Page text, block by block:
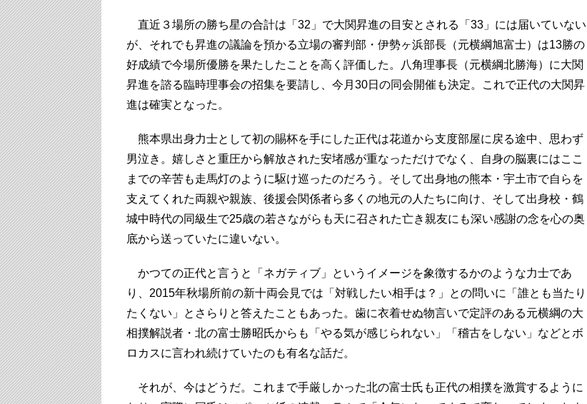
直近３場所の勝ち星の合計は「32」で大関昇進の目安とされる「33」には届いていない
が、それでも昇進の議論を預かる立場の審判部・伊勢ヶ浜部長（元横綱旭富士）は13勝の
好成績で今場所優勝を果たしたことを高く評価した。八角理事長（元横綱北勝海）に大関
昇進を諮る臨時理事会の招集を要請し、今月30日の同会開催も決定。これで正代の大関昇
進は確実となった。
熊本県出身力士として初の賜杯を手にした正代は花道から支度部屋に戻る途中、思わず
男泣き。嬉しさと重圧から解放された安堵感が重なっただけでなく、自身の脳裏にはここ
までの辛苦も走馬灯のように駆け巡ったのだろう。そして出身地の熊本・宇土市で自らを
支えてくれた両親や親族、後援会関係者ら多くの地元の人たちに向け、そして出身校・鶴
城中時代の同級生で25歳の若さながらも天に召された亡き親友にも深い感謝の念を心の奥
底から送っていたに違いない。
かつての正代と言うと「ネガティブ」というイメージを象徴するかのような力士であ
り、2015年秋場所前の新十両会見では「対戦したい相手は？」との問いに「誰とも当たり
たくない」とさらりと答えたこともあった。歯に衣着せぬ物言いで定評のある元横綱の大
相撲解説者・北の富士勝昭氏からも「やる気が感じられない」「稽古をしない」などとボ
ロカスに言われ続けていたのも有名な話だ。
それが、今はどうだ。これまで手厳しかった北の富士氏も正代の相撲を激賞するように